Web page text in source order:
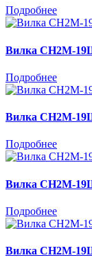
Подробнее
Вилка СН2М-
Подробнее
Вилка СН2М-
Подробнее
Вилка СН2М-
Подробнее
Вилка СН2М-